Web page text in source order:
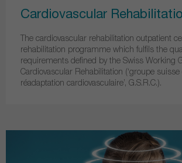
Cardiovascular
The cardiovascular rehabilitation outpatient
rehabilitation programme which fulfils the
requirements defined by the Swiss Working
Cardiovascular Rehabilitation (‘groupe
réadaptation cardiovasculaire’, G.S.R.C.).